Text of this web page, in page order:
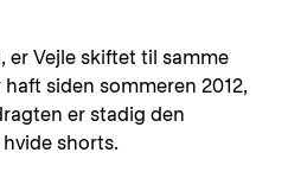
er Vejle skiftet til samme
siden sommeren 2012,
er stadig den
shorts.